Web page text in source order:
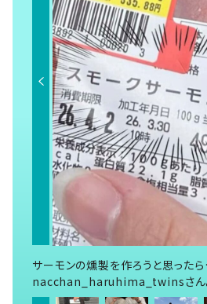
サーモンの燻製を作ろうと思った
nacchan_haruhima_twinsさん